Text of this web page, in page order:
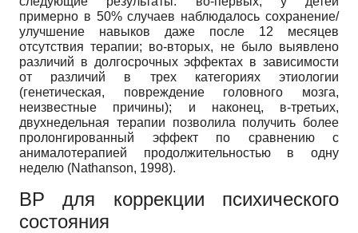
примерно в 50% случаев наблюдалось сохранение/
улучшение навыков даже после 12 месяцев
отсутствия терапии; во-вторых, не было выявлено
различий в долгосрочных эффектах в зависимости
от различий в трех категориях этиологии
(генетическая, повреждение головного мозга,
неизвестные причины); и наконец, в-третьих,
двухнедельная терапии позволила получить более
пролонгированный эффект по сравнению с
анималотерапией продолжительностью в одну
неделю (Nathanson, 1998).
ВР для коррекции психического
состояния